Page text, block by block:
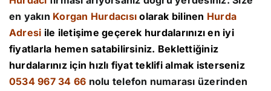
en yakın Korgan Hurdacısı olarak bilinen Hurda
Adresi ile iletişime geçerek hurdalarınızı en iyi
fiyatlarla hemen satabilirsiniz. Beklettiğiniz
hurdalarınız için hızlı fiyat teklifi almak isterseniz
0534 967 34 66 nolu telefon numarası üzerinden